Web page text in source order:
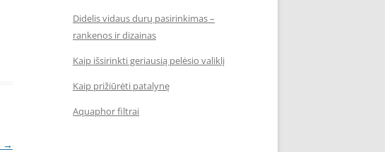
→
Didelis vidaus durų pasirinkimas –
rankenos ir dizainas
Kaip išsirinkti geriausią pelėsio valiklį
Kaip prižiūrėti patalynę
Aquaphor filtrai